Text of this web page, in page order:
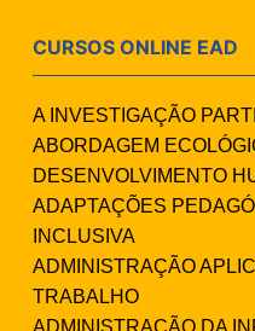
CURSOS ONLINE EAD
A INVESTIGAÇÃO
ABORDAGEM
DESENVOLVIMENTO
ADAPTAÇÕES
INCLUSIVA
ADMINISTRAÇÃO
TRABALHO